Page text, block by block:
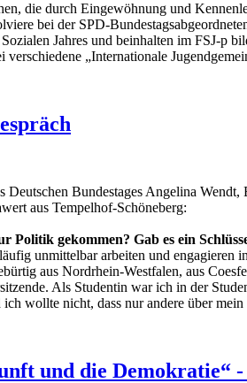
die durch Eingewöhnung und
bei der SPD-
Jahres und beinhalten im FSJ-p
verschiedene „Internationale
Deutschen Bundestages Angelina
aus Tempelhof-Schöneberg:
Politik gekommen? Gab es ein
unmittelbar arbeiten und
aus Nordrhein-Westfalen, aus
Als Studentin war ich in der
wollte nicht, dass nur andere über
und die Demokratie“